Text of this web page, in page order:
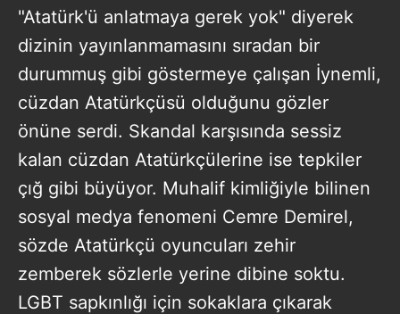
"Atatürk'ü anlatmaya gerek yok" diyerek
dizinin yayınlanmamasını sıradan bir
durummuş gibi göstermeye çalışan İynemli,
cüzdan Atatürkçüsü olduğunu gözler
önüne serdi. Skandal karşısında sessiz
kalan cüzdan Atatürkçülerine ise tepkiler
çığ gibi büyüyor. Muhalif kimliğiyle bilinen
sosyal medya fenomeni Cemre Demirel,
sözde Atatürkçü oyuncuları zehir
zemberek sözlerle yerine dibine soktu.
LGBT sapkınlığı için sokaklara çıkarak